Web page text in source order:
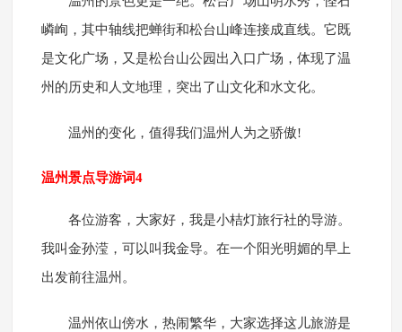
嶙峋，其中轴线把蝉街和松台山峰连接成直线。它既
是文化广场，又是松台山公园出入口广场，体现了温
州的历史和人文地理，突出了山文化和水文化。
温州的变化，值得我们温州人为之骄傲!
温州景点导游词4
各位游客，大家好，我是小桔灯旅行社的导游。
我叫金孙滢，可以叫我金导。在一个阳光明媚的早上
出发前往温州。
温州依山傍水，热闹繁华，大家选择这儿旅游是